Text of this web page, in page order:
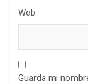
Web
Guarda mi